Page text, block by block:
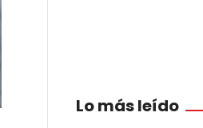
Lo más leído